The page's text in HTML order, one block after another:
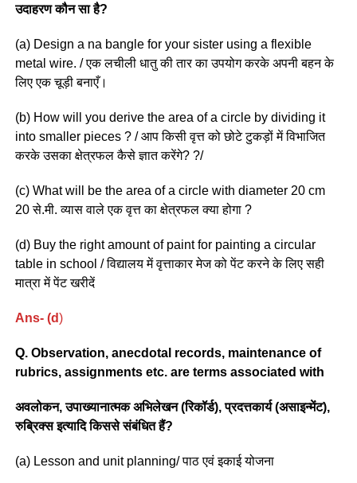
उदाहरण कौन सा है?
(a) Design a na bangle for your sister using a flexible
metal wire. / एक लचीली धातु की तार का उपयोग करके अपनी बहन के
लिए एक चूड़ी बनाएँ।
(b) How will you derive the area of a circle by dividing it
into smaller pieces ? / आप किसी वृत्त को छोटे टुकड़ों में विभाजित
करके उसका क्षेत्रफल कैसे ज्ञात करेंगे? ?/
(c) What will be the area of a circle with diameter 20 cm
20 से.मी. व्यास वाले एक वृत्त का क्षेत्रफल क्या होगा ?
(d) Buy the right amount of paint for painting a circular
table in school / विद्यालय में वृत्ताकार मेज को पेंट करने के लिए सही
मात्रा में पेंट खरीदें
Ans- (d)
Q. Observation, anecdotal records, maintenance of
rubrics, assignments etc. are terms associated with
अवलोकन, उपाख्यानात्मक अभिलेखन (रिकॉर्ड), प्रदत्तकार्य (असाइन्मेंट),
रुब्रिक्स इत्यादि किससे संबंधित हैं?
(a) Lesson and unit planning/ पाठ एवं इकाई योजना